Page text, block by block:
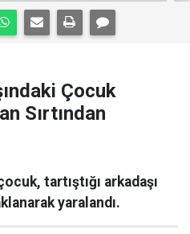
Çocuk
Sırtından
tartıştığı arkadaşı
yaralandı.